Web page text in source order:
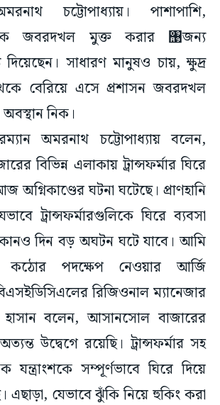
চট্টোপাধ্যায়। পাশাপাশি,
জবরদখল মুক্ত করার ঩জন্য
সাধারণ মানুষও চায়, ক্ষুদ্র
বেরিয়ে এসে প্রশাসন জবরদখল
নিক।
অমরনাথ চট্টোপাধ্যায় বলেন,
বিভিন্ন এলাকায় ট্রান্সফর্মার ঘিরে
অগ্নিকাণ্ডের ঘটনা ঘটেছে। প্রাণহানি
ট্রান্সফর্মারগুলিকে ঘিরে ব্যবসা
দিন বড় অঘটন ঘটে যাবে। আমি
কঠোর পদক্ষেপ নেওয়ার আর্জি
রিজিওনাল ম্যানেজার
হাসান বলেন, আসানসোল বাজারের
উদ্বেগে রয়েছি। ট্রান্সফর্মার সহ
যন্ত্রাংশকে সম্পূর্ণভাবে ঘিরে দিয়ে
এছাড়া, যেভাবে ঝুঁকি নিয়ে হুকিং করা